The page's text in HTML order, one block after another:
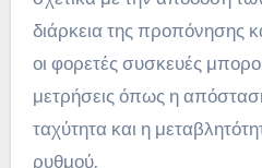
διάρκεια της προπόνησης
οι φορετές συσκευές
μετρήσεις όπως η
ταχύτητα και η
ρυθμού.